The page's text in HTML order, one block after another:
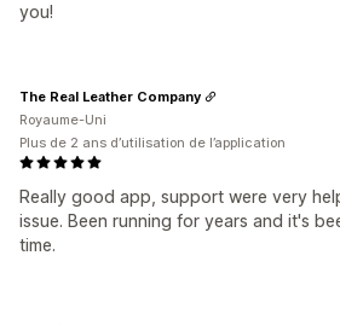
you!
Really good app, support were very
issue. Been running for years and it's
time.
The Real Leather Company
Royaume-Uni
Plus de 2 ans d’utilisation de l’application